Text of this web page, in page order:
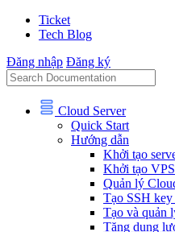
Ticket
Tech Blog
Đăng nhập Đăng ký
Cloud Server
Quick Start
Hướng dẫn
Khởi tạo
Khởi tạo VPS
Quản lý
Tạo SSH
Tạo và quản
Tăng dung